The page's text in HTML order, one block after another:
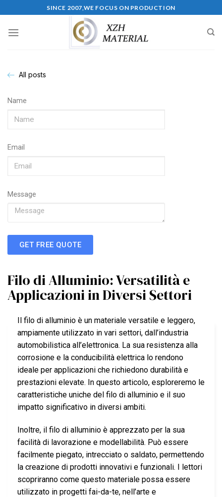
SINCE 2007,WE FOCUS ON PRODUCTION
All posts
Name
Email
Message
GET FREE QUOTE
Filo di Alluminio: Versatilità e
Applicazioni in Diversi Settori
Il filo di alluminio è un materiale versatile e leggero,
ampiamente utilizzato in vari settori, dall’industria
automobilistica all’elettronica. La sua resistenza alla
corrosione e la conducibilità elettrica lo rendono
ideale per applicazioni che richiedono durabilità e
prestazioni elevate. In questo articolo, esploreremo le
caratteristiche uniche del filo di alluminio e il suo
impatto significativo in diversi ambiti.
Inoltre, il filo di alluminio è apprezzato per la sua
facilità di lavorazione e modellabilità. Può essere
facilmente piegato, intrecciato o saldato, permettendo
la creazione di prodotti innovativi e funzionali. I lettori
scopriranno come questo materiale possa essere
utilizzato in progetti fai-da-te, nell’arte e